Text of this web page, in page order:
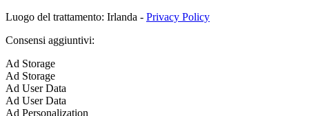
Luogo del trattamento: Irlanda - Privacy Policy
Consensi aggiuntivi:
Ad Storage
Ad Storage
Ad User Data
Ad User Data
Ad Personalization